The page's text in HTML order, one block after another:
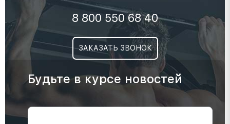
8 800 550 68 40
ЗАКАЗАТЬ ЗВОНОК
Будьте в курсе новостей